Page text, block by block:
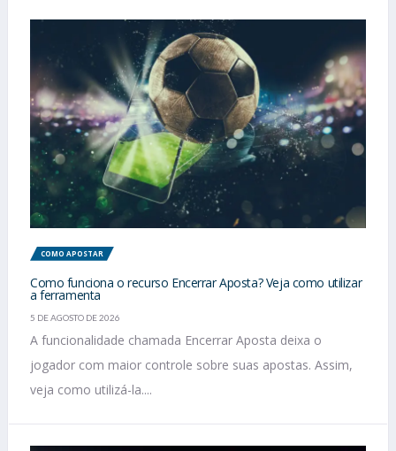
COMO APOSTAR
Como funciona o recurso Encerrar Aposta? Veja como utilizar
a ferramenta
5 DE AGOSTO DE 2026
A funcionalidade chamada Encerrar Aposta deixa o
jogador com maior controle sobre suas apostas. Assim,
veja como utilizá-la....